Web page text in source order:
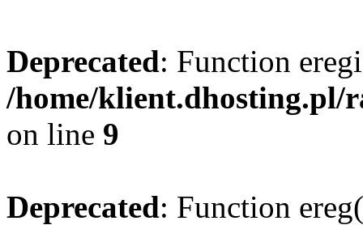
Deprecated: Function
/home/klient.dhosting.pl/
on line 9
Deprecated: Function